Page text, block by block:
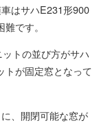
はサハE231形900
です。
トの並び方がサハ
トが固定窓となって
、開閉可能な窓が